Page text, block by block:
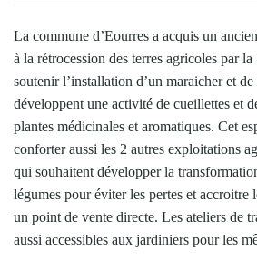
La commune d’Eourres a acquis un
à la rétrocession des terres agricoles par
soutenir l’installation d’un maraicher et
développent une activité de cueillettes et
plantes médicinales et aromatiques. Cet
conforter aussi les 2 autres exploitations
qui souhaitent développer la
légumes pour éviter les pertes et accroitre
un point de vente directe. Les ateliers de
aussi accessibles aux jardiniers pour les